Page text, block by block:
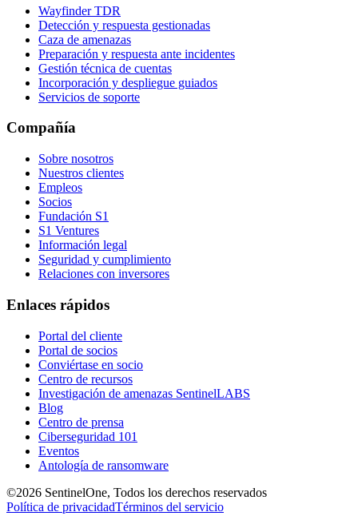
Wayfinder TDR
Detección y respuesta gestionadas
Caza de amenazas
Preparación y respuesta ante incidentes
Gestión técnica de cuentas
Incorporación y despliegue guiados
Servicios de soporte
Compañía
Sobre nosotros
Nuestros clientes
Empleos
Socios
Fundación S1
S1 Ventures
Información legal
Seguridad y cumplimiento
Relaciones con inversores
Enlaces rápidos
Portal del cliente
Portal de socios
Conviértase en socio
Centro de recursos
Investigación de amenazas SentinelLABS
Blog
Centro de prensa
Ciberseguridad 101
Eventos
Antología de ransomware
©2026 SentinelOne, Todos los derechos reservados
Política de privacidadTérminos del servicio